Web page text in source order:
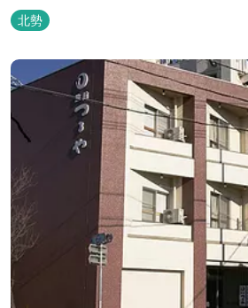
類のキャンプ場があり、豊かな自然の中で
しむ事ができます。 テント泊が苦手な方や、小さなお子様連れの方
はコテージがおススメ。 大小合わせて6
キャン...
北勢